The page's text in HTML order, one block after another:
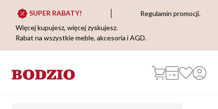
SUPER RABATY!
Regulamin promocji.
Więcej kupujesz, więcej zyskujesz.
Rabat na wszystkie meble, akcesoria i AGD.